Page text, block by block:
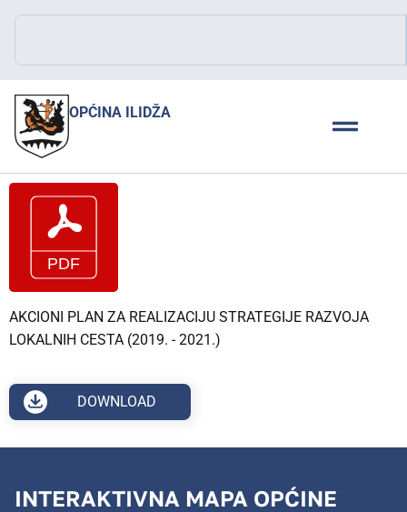
OPĆINA ILIDŽA
AKCIONI PLAN ZA REALIZACIJU STRATEGIJE RAZVOJA
LOKALNIH CESTA (2019. - 2021.)
DOWNLOAD
INTERAKTIVNA MAPA OPĆINE